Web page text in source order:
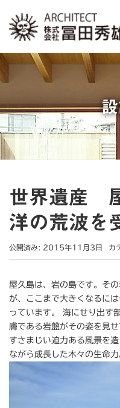
世界遺産
洋の荒波を
公開済み: 2015年11月3日 カ
屋久島は、岩の島です。そ
が、ここまで大きくなるに
っています。 海にせり出す
膚である岩盤がその姿を見
すさまじい迫力ある風景を
ながら成長した木々の生命力